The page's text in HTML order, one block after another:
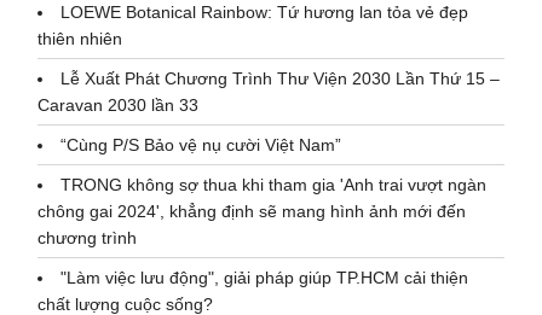
LOEWE Botanical Rainbow: Tứ hương lan tỏa vẻ đẹp
thiên nhiên
Lễ Xuất Phát Chương Trình Thư Viện 2030 Lần Thứ 15 –
Caravan 2030 lần 33
“Cùng P/S Bảo vệ nụ cười Việt Nam”
TRONG không sợ thua khi tham gia 'Anh trai vượt ngàn
chông gai 2024', khẳng định sẽ mang hình ảnh mới đến
chương trình
"Làm việc lưu động", giải pháp giúp TP.HCM cải thiện
chất lượng cuộc sống?